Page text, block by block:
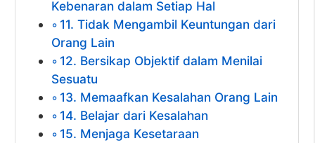
Kebenaran dalam Setiap Hal
11. Tidak Mengambil Keuntungan dari
Orang Lain
12. Bersikap Objektif dalam Menilai
Sesuatu
13. Memaafkan Kesalahan Orang Lain
14. Belajar dari Kesalahan
15. Menjaga Kesetaraan